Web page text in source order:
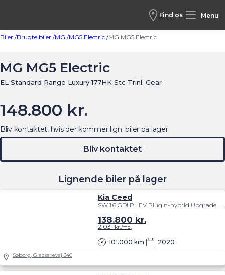
Find os Menu
Biler /Brugte biler /MG /MG5 Electric /MG MG5 Electric
MG MG5 Electric
EL Standard Range Luxury 177HK Stc Trinl. Gear
148.800 kr.
Lignende biler på lager
Kia Ceed
SW 1,6 GDI PHEV Plugin-hybrid Upgrade m/Plus DCT 141HK Stc 6g Aut.
101.000 km 2020
138.800 kr.
2.031 kr./md.
Søborg, Gladsaxevej 340
Bliv kontaktet, hvis der kommer lign. biler på lager
Bliv kontaktet